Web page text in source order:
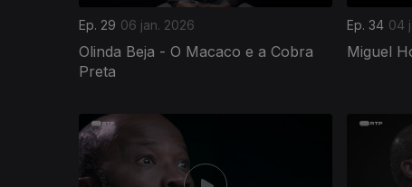
Ep. 29 06 jan. 2026
Olinda Beja - O Macaco e a Cobra
Preta
Ep. 34 04
Miguel
872281